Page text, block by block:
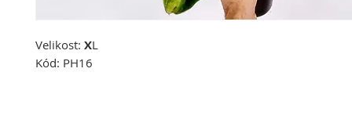
Velikost: XL
Kód: PH16